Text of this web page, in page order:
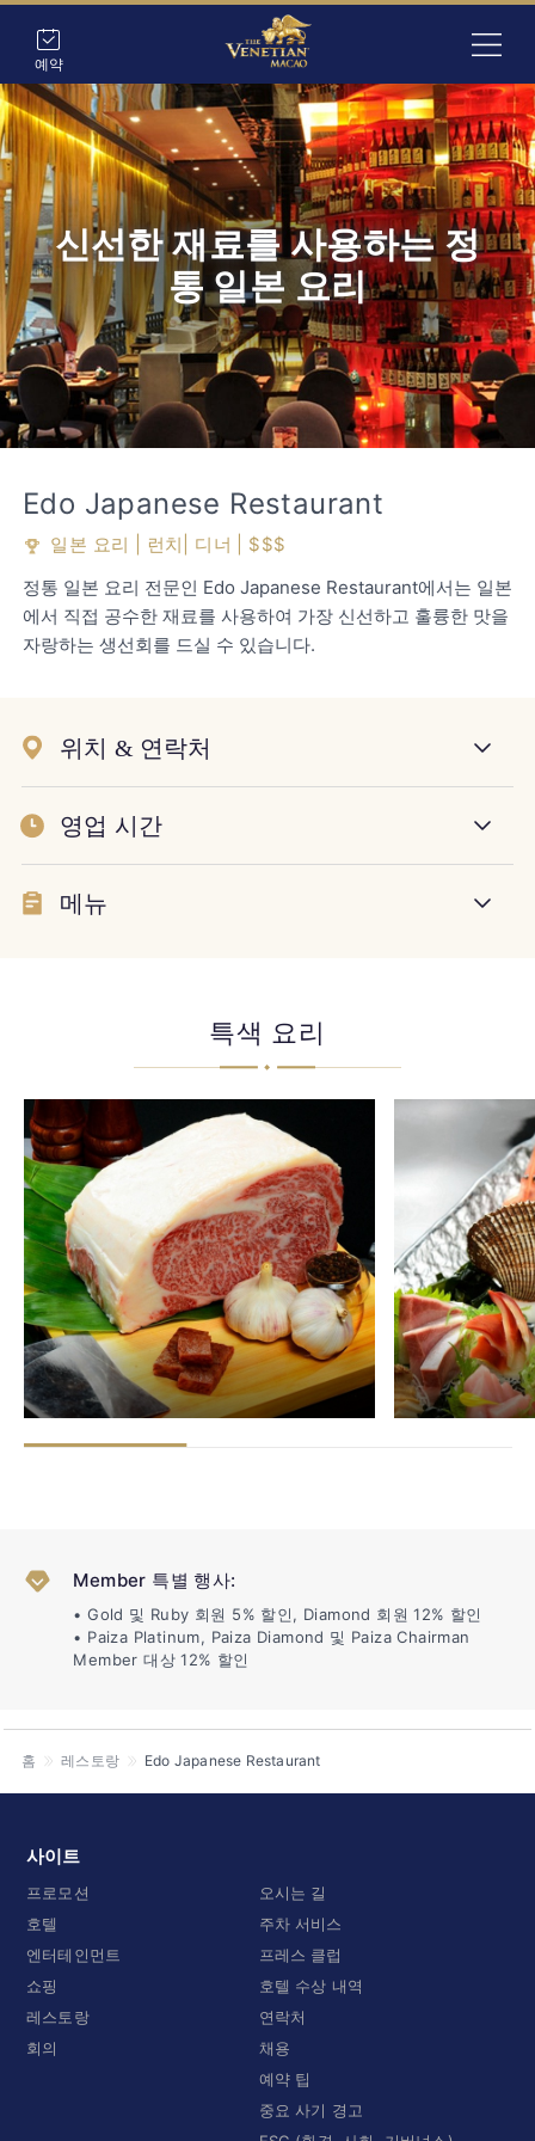
예약
신선한 재료를 사용하는 정
통 일본 요리
Edo Japanese Restaurant
일본 요리 | 런치| 디너 | $$$
정통 일본 요리 전문인 Edo Japanese Restaurant에서는 일본
에서 직접 공수한 재료를 사용하여 가장 신선하고 훌륭한 맛을
자랑하는 생선회를 드실 수 있습니다.
위치 & 연락처
영업 시간
메뉴
특색 요리
Member 특별 행사:
• Gold 및 Ruby 회원 5% 할인, Diamond 회원 12% 할인
• Paiza Platinum, Paiza Diamond 및 Paiza Chairman
Member 대상 12% 할인
홈 레스토랑 Edo Japanese Restaurant
사이트
프로모션
호텔
엔터테인먼트
쇼핑
레스토랑
회의
오시는 길
주차 서비스
프레스 클럽
호텔 수상 내역
연락처
채용
예약 팁
중요 사기 경고